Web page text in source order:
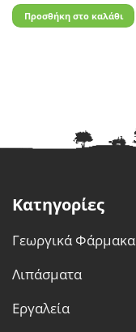
Προσθήκη στο καλάθι
Κατηγορίες
Γεωργικά Φάρμακα
Λιπάσματα
Εργαλεία